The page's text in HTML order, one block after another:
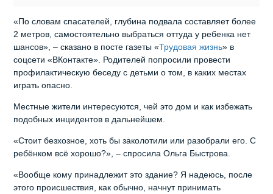
«По словам спасателей, глубина подвала составляет более
2 метров, самостоятельно выбраться оттуда у ребенка нет
шансов», – сказано в посте газеты «Трудовая жизнь» в
соцсети «ВКонтакте». Родителей попросили провести
профилактическую беседу с детьми о том, в каких местах
играть опасно.
Местные жители интересуются, чей это дом и как избежать
подобных инцидентов в дальнейшем.
«Стоит безхозное, хоть бы заколотили или разобрали его. С
ребёнком всё хорошо?», – спросила Ольга Быстрова.
«Вообще кому принадлежит это здание? Я надеюсь, после
этого происшествия, как обычно, начнут принимать